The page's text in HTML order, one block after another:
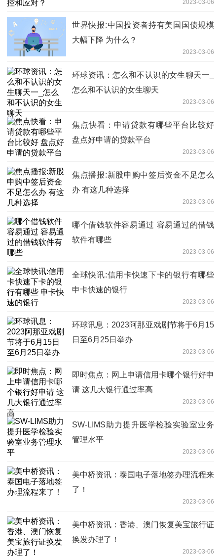
2023-03-06
世界快报:中国投资者持有美国国债规模
大幅下降 为什么？
2023-03-06
环球资讯：怎么和不认识的女生聊天一_
怎么和不认识的女生聊天
2023-03-06
焦点快看：申请贷款有哪些平台比较好
盘点好申请的贷款平台
2023-03-06
焦点播报:新股申购中签后资金不足怎么
办 有这几种选择
2023-03-06
哪个借钱软件容易通过 容易通过的借钱
软件有哪些
2023-03-06
全球快讯:信用卡快速下卡的银行有哪些
申卡快速的银行
2023-03-06
环球讯息：2023阿那亚戏剧节将于6月15
日至6月25日举办
2023-03-06
即时焦点：网上申请信用卡哪个银行好申
请 这几大银行通过率高
2023-03-06
SW-LIMS助力提升医学检验实验室业务
管理水平
2023-03-06
美中桥资讯：泰国电子落地签办理流程来
了！
2023-03-06
美中桥资讯：香港、澳门恢复美宝旅行证
换发办理了！
2023-03-06